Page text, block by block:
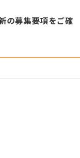
の募集要項をご確